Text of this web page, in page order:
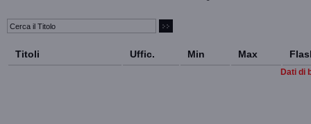
Titoli Uffic. Min Max
Dati di